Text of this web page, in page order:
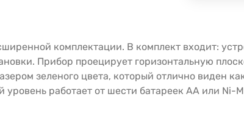
комплектации. В комплект входит:
Прибор проецирует горизонтальную
зеленого цвета, который отлично виден
работает от шести батареек АА или Ni-